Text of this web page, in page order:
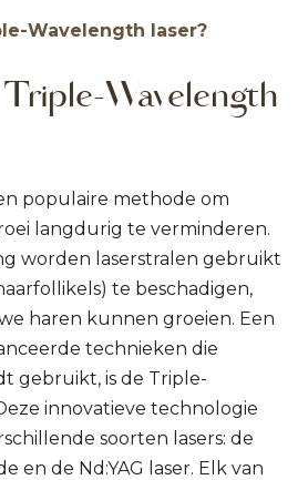
Wavelength laser?
Wavelength
populaire methode om
langdurig te verminderen.
worden laserstralen gebruikt
te beschadigen,
haren kunnen groeien. Een
technieken die
gebruikt, is de Triple-
innovatieve technologie
soorten lasers: de
en de Nd:YAG laser. Elk van